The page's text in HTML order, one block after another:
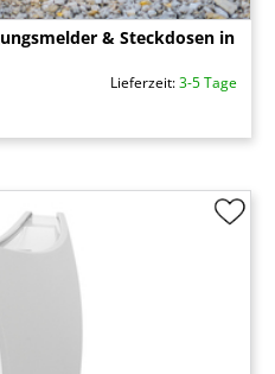
& Steckdosen in
Lieferzeit:3-5 Tage